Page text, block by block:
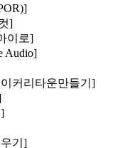
]
이로]
Audio]
커리타운만들기]
기]